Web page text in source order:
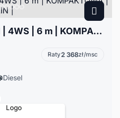
JCB 525-60 | 75 KM | 4WS | 6 m | KOMPAKTOWA | JOYSTICK | MAŁO GODZIN |
Raty2 368zł/msc
Diesel